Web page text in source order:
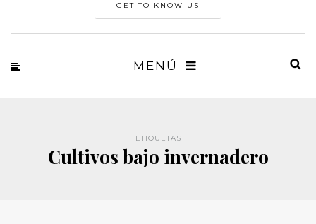
GET TO KNOW US
MENÚ
ETIQUETAS
Cultivos bajo invernadero